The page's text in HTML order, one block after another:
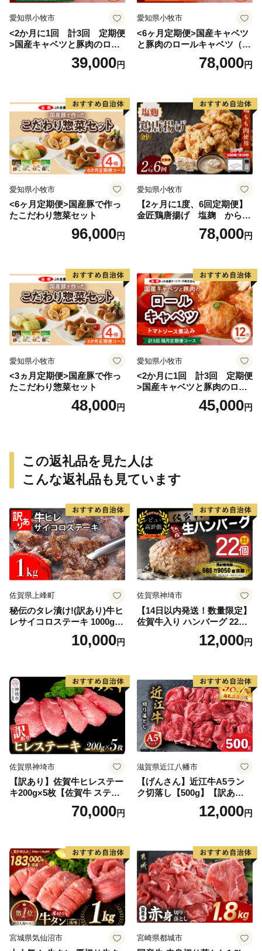
愛知県小牧市
<2か月に1回 計3回 定期便
>国産キャベツと豚肉のロー
ルキャベツ（4P入り）
39,000円
愛知県小牧市
<6ヶ月定期便>国産キャベツ
と豚肉のロールキャベツ（4P
78,000円
愛知県小牧市
<6ヶ月定期便>国産豚で作っ
たこだわり惣菜セット
96,000円
愛知県小牧市
【2ヶ月に1度、6回定期便】
金匠鶏唐揚げ 塩麹 からあ
78,000円
愛知県小牧市
<3ヵ月定期便>国産豚で作っ
たこだわり惣菜セット
48,000円
愛知県小牧市
<2か月に1回 計3回 定期便
>国産キャベツと豚肉のロー
ルキャベツ（6P入り）
45,000円
この返礼品を見た人は
こんな返礼品も見ています
佐賀県上峰町
秘伝のタレ漬け!(訳あり)牛ヒ
レサイコロステーキ 1000g
10,000円
佐賀県神埼市
【14日以内発送！数量限定】
佐賀牛入り ハンバーグ 22個
2.6kg(120g×22個)【佐賀牛
黒毛和牛 ブランド牛 九州 ハ
気】(H083106)
12,000円
佐賀県神埼市
【訳あり】佐賀牛ヒレステー
キ200g×5枚【佐賀牛 ステー
キ ブランド肉 ヒレ肉 フィレ
肉 ジューシー ヘルシー】(H0
70,000円
滋賀県近江八幡市
【げんさん】近江牛A5ラン
ク切落し【500g】【訳あり】
12,000円
宮城県気仙沼市 宮崎県都城市